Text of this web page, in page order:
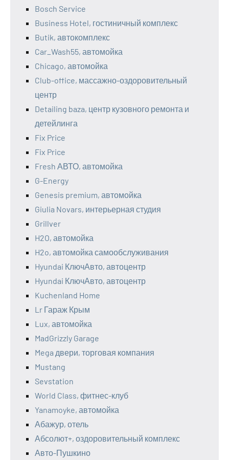
Bosch Service
Business Hotel, гостиничный комплекс
Butik, автокомплекс
Car_Wash55, автомойка
Chicago, автомойка
Club-office, массажно-оздоровительный
центр
Detailing baza, центр кузовного ремонта и
детейлинга
Fix Price
Fix Price
Fresh АВТО, автомойка
G-Energy
Genesis premium, автомойка
Giulia Novars, интерьерная студия
Grillver
H2O, автомойка
H2o, автомойка самообслуживания
Hyundai КлючАвто, автоцентр
Hyundai КлючАвто, автоцентр
Kuchenland Home
Lr Гараж Крым
Lux, автомойка
MadGrizzly Garage
Mega двери, торговая компания
Mustang
Sevstation
World Class, фитнес-клуб
Yanamoyke, автомойка
Абажур, отель
Абсолют+, оздоровительный комплекс
Авто-Пушкино